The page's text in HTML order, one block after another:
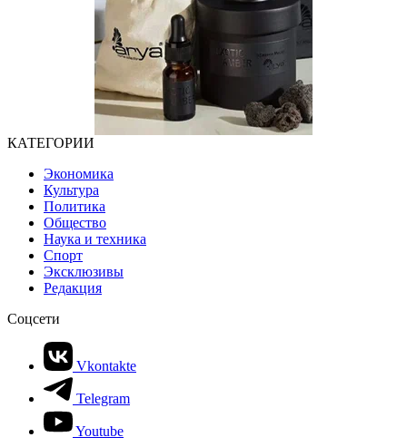
КАТЕГОРИИ
Экономика
Культура
Политика
Общество
Наука и техника
Спорт
Эксклюзивы
Редакция
Соцсети
Vkontakte
Telegram
Youtube